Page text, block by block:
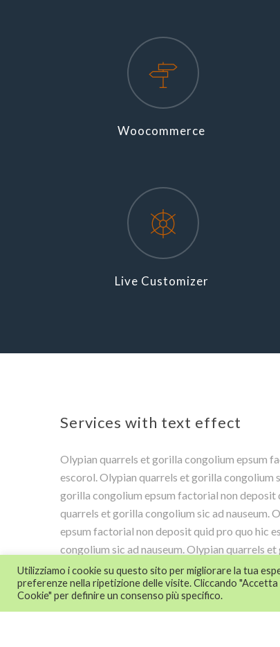
Woocommerce
Live Customizer
Services with text effect
Olypian quarrels et gorilla congolium epsum
escorol. Olypian quarrels et gorilla congolium
gorilla congolium epsum factorial non deposit
quarrels et gorilla congolium sic ad nauseum.
epsum factorial non deposit quid pro quo hic
congolium sic ad nauseum. Olypian quarrels
non deposit quid pro quo hic escorol. Olypian
nauseum. Olypian quarrels et gorilla
pro quo hic escorol. Olypian quarrels et gorilla
Utilizziamo i cookie su questo sito per migliorare la tua
preferenze nella ripetizione delle visite. Cliccando
Cookie" per definire un consenso più specifico.